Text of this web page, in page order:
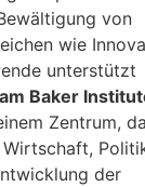
von
wie
unterstützt
Baker
Zentrum,
der